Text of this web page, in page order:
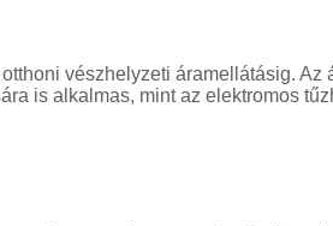
vészhelyzeti áramellátásig.
is alkalmas, mint az elektromos